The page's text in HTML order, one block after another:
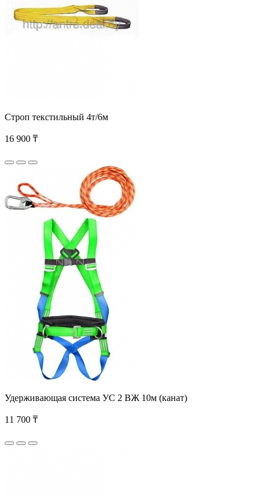
Строп текстильный 4т/6м
16 900 ₸
Удерживающая система УС 2 ВЖ 10м (канат)
11 700 ₸